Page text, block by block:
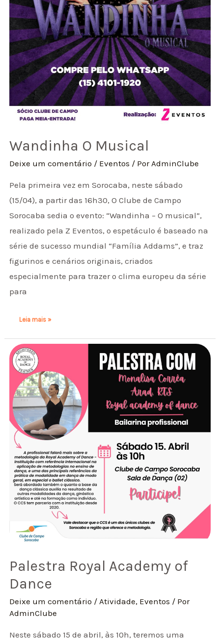
Wandinha O Musical
Deixe um comentário / Eventos / Por AdminClube
Pela primeira vez em Sorocaba, neste sábado
(15/04), a partir das 16h30, O Clube de Campo
Sorocaba sedia o evento: “Wandinha – O musical”,
realizado pela Z Eventos, o espetáculo é baseado na
série de sucesso mundial “Família Addams”, e traz
figurinos e cenários originais, criados
especialmente para trazer o clima europeu da série
para
Leia mais »
Palestra Royal Academy of
Dance
Deixe um comentário / Atividade, Eventos / Por
AdminClube
Neste sábado 15 de abril, às 10h, teremos uma
Palestra
Royal
Academy
of
Dance